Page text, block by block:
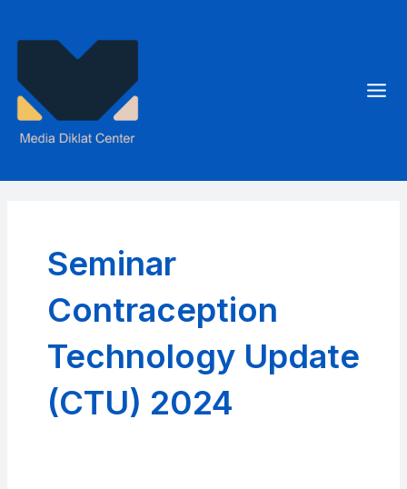
Seminar
Contraception
Technology Update
(CTU) 2024